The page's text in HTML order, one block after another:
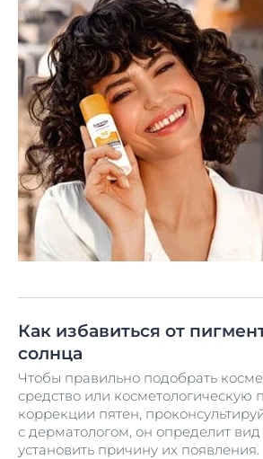
Как избавиться от
солнца
Чтобы правильно подобрать
средство или косметологическую
коррекции пятен,
с дерматологом, он определит
установить причину их появления.